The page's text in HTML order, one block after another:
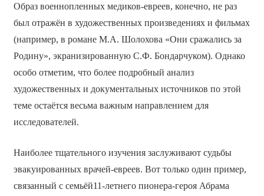
Образ военнопленных медиков-евреев, конечно, не раз
был отражён в художественных произведениях и фильмах
(например, в романе М.А. Шолохова «Они сражались за
Родину», экранизированную С.Ф. Бондарчуком). Однако
особо отметим, что более подробный анализ
художественных и документальных источников по этой
теме остаётся весьма важным направлением для
исследователей.
Наиболее тщательного изучения заслуживают судьбы
эвакуированных врачей-евреев. Вот только один пример,
связанный с семьёй11-летнего пионера-героя Абрама